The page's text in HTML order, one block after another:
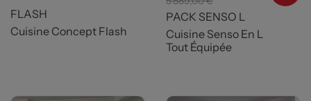
FLASH
Cuisine Concept Flash
PACK SENSO L
Cuisine Senso En L
Tout Équipée